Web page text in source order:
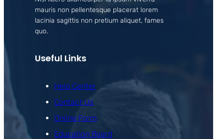
mauris non pellentesque placerat lorem
lacinia sagittis non pretium aliquet, fames
quo.
Useful Links
Help Center
Contact Us
Online Form
Education Board